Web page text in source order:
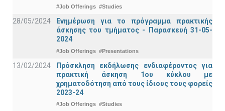
#Job Offerings #Studies
28/05/2024
Ενημέρωση για το πρόγραμμα πρακτικής
άσκησης του τμήματος - Παρασκευή 31-05-
2024
#Job Offerings #Presentations
13/02/2024
Πρόσκληση εκδήλωσης ενδιαφέροντος για
πρακτική άσκηση 1ου κύκλου με
χρηματοδότηση από τους ίδιους τους φορείς
2023-24
#Job Offerings #Studies